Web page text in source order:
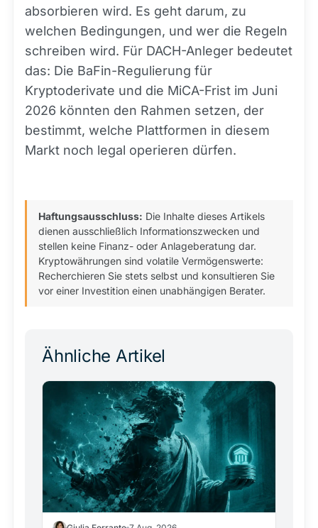
absorbieren wird. Es geht darum, zu
welchen Bedingungen, und wer die Regeln
schreiben wird. Für DACH-Anleger bedeutet
das: Die BaFin-Regulierung für
Kryptoderivate und die MiCA-Frist im Juni
2026 könnten den Rahmen setzen, der
bestimmt, welche Plattformen in diesem
Markt noch legal operieren dürfen.
Haftungsausschluss: Die Inhalte dieses Artikels
dienen ausschließlich Informationszwecken und
stellen keine Finanz- oder Anlageberatung dar.
Kryptowährungen sind volatile Vermögenswerte:
Recherchieren Sie stets selbst und konsultieren Sie
vor einer Investition einen unabhängigen Berater.
Ähnliche Artikel